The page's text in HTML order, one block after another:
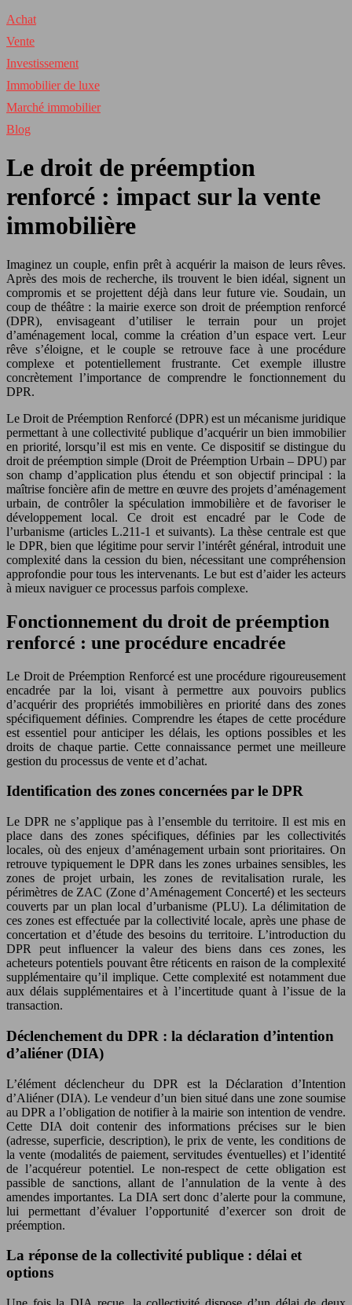
Achat
Vente
Investissement
Immobilier de luxe
Marché immobilier
Blog
Le droit de préemption
renforcé : impact sur la vente
immobilière
Imaginez un couple, enfin prêt à acquérir la maison de leurs rêves.
Après des mois de recherche, ils trouvent le bien idéal, signent un
compromis et se projettent déjà dans leur future vie. Soudain, un
coup de théâtre : la mairie exerce son droit de préemption renforcé
(DPR), envisageant d’utiliser le terrain pour un projet
d’aménagement local, comme la création d’un espace vert. Leur
rêve s’éloigne, et le couple se retrouve face à une procédure
complexe et potentiellement frustrante. Cet exemple illustre
concrètement l’importance de comprendre le fonctionnement du
DPR.
Le Droit de Préemption Renforcé (DPR) est un mécanisme juridique
permettant à une collectivité publique d’acquérir un bien immobilier
en priorité, lorsqu’il est mis en vente. Ce dispositif se distingue du
droit de préemption simple (Droit de Préemption Urbain – DPU) par
son champ d’application plus étendu et son objectif principal : la
maîtrise foncière afin de mettre en œuvre des projets d’aménagement
urbain, de contrôler la spéculation immobilière et de favoriser le
développement local. Ce droit est encadré par le Code de
l’urbanisme (articles L.211-1 et suivants). La thèse centrale est que
le DPR, bien que légitime pour servir l’intérêt général, introduit une
complexité dans la cession du bien, nécessitant une compréhension
approfondie pour tous les intervenants. Le but est d’aider les acteurs
à mieux naviguer ce processus parfois complexe.
Fonctionnement du droit de préemption
renforcé : une procédure encadrée
Le Droit de Préemption Renforcé est une procédure rigoureusement
encadrée par la loi, visant à permettre aux pouvoirs publics
d’acquérir des propriétés immobilières en priorité dans des zones
spécifiquement définies. Comprendre les étapes de cette procédure
est essentiel pour anticiper les délais, les options possibles et les
droits de chaque partie. Cette connaissance permet une meilleure
gestion du processus de vente et d’achat.
Identification des zones concernées par le DPR
Le DPR ne s’applique pas à l’ensemble du territoire. Il est mis en
place dans des zones spécifiques, définies par les collectivités
locales, où des enjeux d’aménagement urbain sont prioritaires. On
retrouve typiquement le DPR dans les zones urbaines sensibles, les
zones de projet urbain, les zones de revitalisation rurale, les
périmètres de ZAC (Zone d’Aménagement Concerté) et les secteurs
couverts par un plan local d’urbanisme (PLU). La délimitation de
ces zones est effectuée par la collectivité locale, après une phase de
concertation et d’étude des besoins du territoire. L’introduction du
DPR peut influencer la valeur des biens dans ces zones, les
acheteurs potentiels pouvant être réticents en raison de la complexité
supplémentaire qu’il implique. Cette complexité est notamment due
aux délais supplémentaires et à l’incertitude quant à l’issue de la
transaction.
Déclenchement du DPR : la déclaration d’intention
d’aliéner (DIA)
L’élément déclencheur du DPR est la Déclaration d’Intention
d’Aliéner (DIA). Le vendeur d’un bien situé dans une zone soumise
au DPR a l’obligation de notifier à la mairie son intention de vendre.
Cette DIA doit contenir des informations précises sur le bien
(adresse, superficie, description), le prix de vente, les conditions de
la vente (modalités de paiement, servitudes éventuelles) et l’identité
de l’acquéreur potentiel. Le non-respect de cette obligation est
passible de sanctions, allant de l’annulation de la vente à des
amendes importantes. La DIA sert donc d’alerte pour la commune,
lui permettant d’évaluer l’opportunité d’exercer son droit de
préemption.
La réponse de la collectivité publique : délai et
options